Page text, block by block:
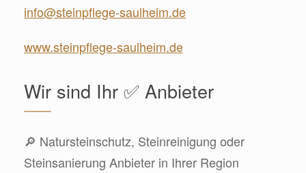
info@steinpflege-saulheim.de
www.steinpflege-saulheim.de
Wir sind Ihr ✅ Anbieter
🔎 Natursteinschutz, Steinreinigung oder
Steinsanierung Anbieter in Ihrer Region